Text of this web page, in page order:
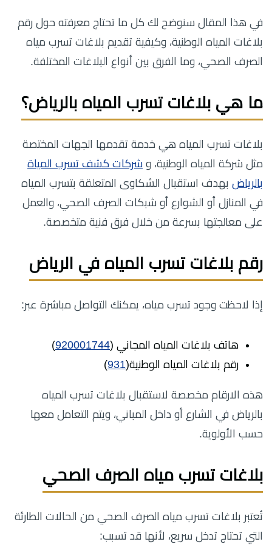
في هذا المقال سنوضح لك كل ما تحتاج معرفته حول رقم
بلاغات المياه الوطنية، وكيفية تقديم بلاغات تسرب مياه
الصرف الصحي، وما الفرق بين أنواع البلاغات المختلفة.
ما هي بلاغات تسرب المياه بالرياض؟
بلاغات تسرب المياه هي خدمة تقدمها الجهات المختصة
مثل شركة المياه الوطنية، و شركات كشف تسرب المياة
بالرياض بهدف استقبال الشكاوى المتعلقة بتسرب المياه
في المنازل أو الشوارع أو شبكات الصرف الصحي، والعمل
على معالجتها بسرعة من خلال فرق فنية متخصصة.
رقم بلاغات تسرب المياه في الرياض
إذا لاحظت وجود تسرب مياه، يمكنك التواصل مباشرة عبر:
هاتف بلاغات المياه المجاني (920001744
)
رقم بلاغات المياه الوطنية(931
)
هذه الارقام مخصصة لاستقبال بلاغات تسرب المياه
بالرياض في الشارع أو داخل المباني، ويتم التعامل معها
حسب الأولوية.
بلاغات تسرب مياه الصرف الصحي
تُعتبر بلاغات تسرب مياه الصرف الصحي من الحالات الطارئة
التي تحتاج تدخل سريع، لأنها قد تسبب: